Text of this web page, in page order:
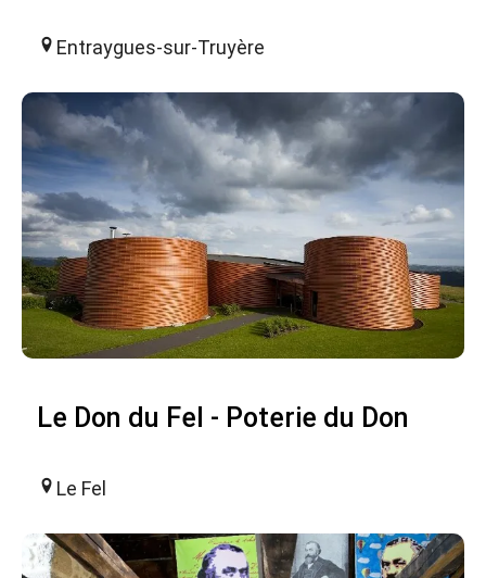
Entraygues-sur-Truyère
Le Don du Fel - Poterie du Don
Le Fel